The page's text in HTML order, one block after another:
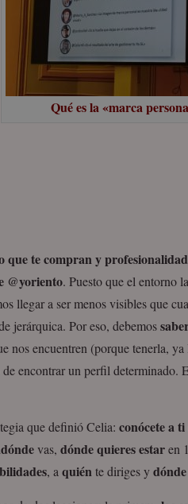
Qué es la «marca
que te compran y
@yoriento. Puesto que el entorno
llegar a ser menos visibles que
jerárquica. Por eso, debemos
nos encuentren (porque tenerla, ya
de encontrar un perfil determinado.
que definió Celia: conócete a
vas, dónde quieres estaren
, a quiénte diriges y